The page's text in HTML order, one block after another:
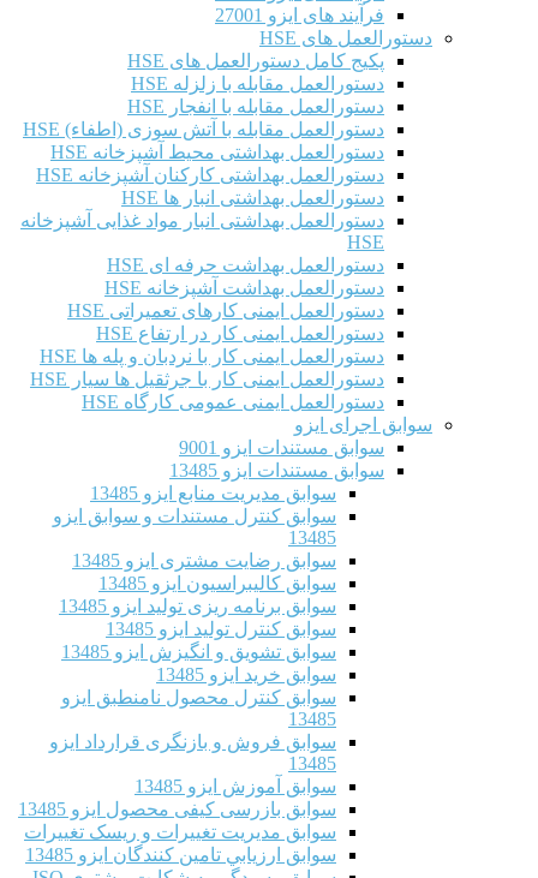
فرآیند های ایزو 27001
دستورالعمل های HSE
پکیج کامل دستورالعمل های HSE
دستورالعمل مقابله با زلزله HSE
دستورالعمل مقابله با انفجار HSE
دستورالعمل مقابله با آتش سوزی (اطفاء) HSE
دستورالعمل بهداشتی محیط آشپزخانه HSE
دستورالعمل بهداشتی کارکنان آشپزخانه HSE
دستورالعمل بهداشتی انبار ها HSE
دستورالعمل بهداشتی انبار مواد غذایی آشپزخانه
HSE
دستورالعمل بهداشت حرفه ای HSE
دستورالعمل بهداشت آشپزخانه HSE
دستورالعمل ایمنی کارهای تعمیراتی HSE
دستورالعمل ایمنی کار در ارتفاع HSE
دستورالعمل ایمنی کار با نردبان و پله ها HSE
دستورالعمل ایمنی کار با جرثقیل ها سیار HSE
دستورالعمل ایمنی عمومی کارگاه HSE
سوابق اجرای ایزو
سوابق مستندات ایزو 9001
سوابق مستندات ایزو 13485
سوابق مدیریت منابع ایزو 13485
سوابق کنترل مستندات و سوابق ایزو
13485
سوابق رضایت مشتری ایزو 13485
سوابق كاليبراسيون ایزو 13485
سوابق برنامه ریزی تولید ایزو 13485
سوابق کنترل تولید ایزو 13485
سوابق تشویق و انگیزش ایزو 13485
سوابق خرید ایزو 13485
سوابق کنترل محصول نامنطبق ایزو
13485
سوابق فروش و بازنگری قرارداد ایزو
13485
سوابق آموزش ایزو 13485
سوابق بازرسی کیفی محصول ایزو 13485
سوابق مدیریت تغییرات و ریسک تغییرات
سوابق ارزيابي تامين كنندگان ایزو 13485